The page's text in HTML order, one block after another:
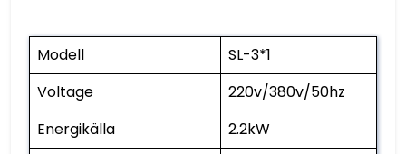
Modell
SL-3*1
Voltage
220v/380v/50hz
Energikälla
2.2kW